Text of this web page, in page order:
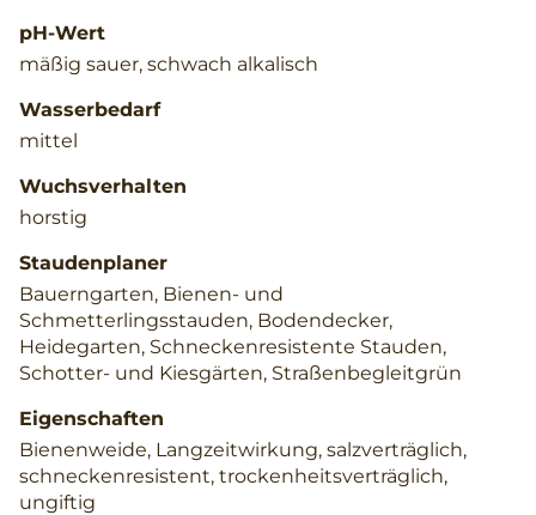
pH-Wert
mäßig sauer, schwach alkalisch
Wasserbedarf
mittel
Wuchsverhalten
horstig
Staudenplaner
Bauerngarten, Bienen- und
Schmetterlingsstauden, Bodendecker,
Heidegarten, Schneckenresistente Stauden,
Schotter- und Kiesgärten, Straßenbegleitgrün
Eigenschaften
Bienenweide, Langzeitwirkung, salzverträglich,
schneckenresistent, trockenheitsverträglich,
ungiftig